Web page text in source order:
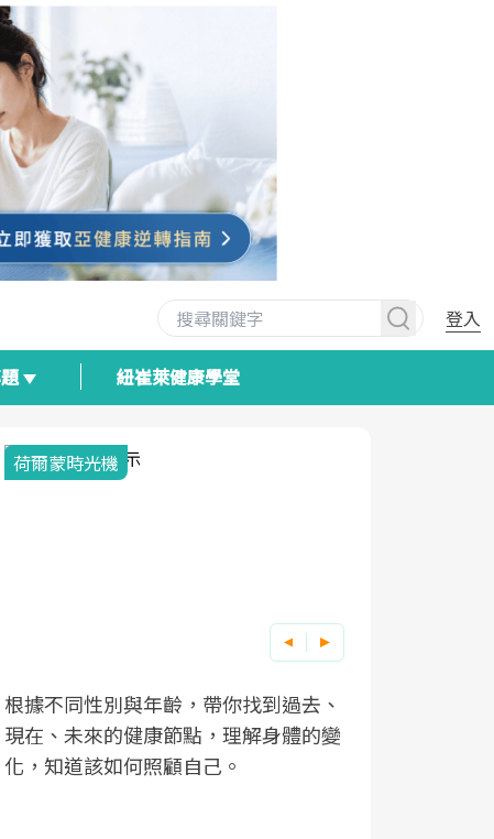
登入
紐崔萊健康學堂
荷爾蒙時光機
根據不同性別與年齡，帶你找到過去、
現在、未來的健康節點，理解身體的變
化，知道該如何照顧自己。